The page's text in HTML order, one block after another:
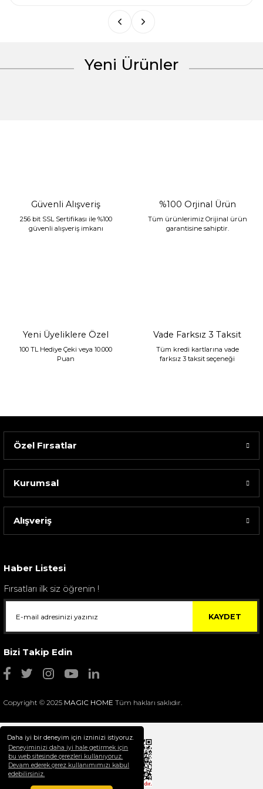
Daha iyi bir deneyim için izninizi istiyoruz.
Deneyiminizi daha iyi hale getirmek için
bu web sitesinde çerezleri kullanıyoruz.
Devam ederek çerez kullanımımızı kabul
edebilirsiniz.
Yeni Ürünler
Sarev Elfıda Flanel Nevresim Takımı Çift Kişili...
Selim Dekor Chain 15x20 Çerçeve Vizon
Güvenli Alışveriş
256 bit SSL Sertifikası ile %100
güvenli alışveriş imkanı
%100 Orjinal Ürün
Tüm ürünlerimiz Orijinal ürün
garantisine sahiptir.
Yeni Üyeliklere Özel
100 TL Hediye Çeki veya 10.000
Puan
Vade Farksız 3 Taksit
Tüm kredi kartlarına vade
farksız 3 taksit seçeneği
Özel Fırsatlar
Kurumsal
Alışveriş
Haber Listesi
Fırsatları ilk siz öğrenin !
KAYDET
Bizi Takip Edin
Copyright © 2025 MAGIC HOME Tüm hakları saklıdır.